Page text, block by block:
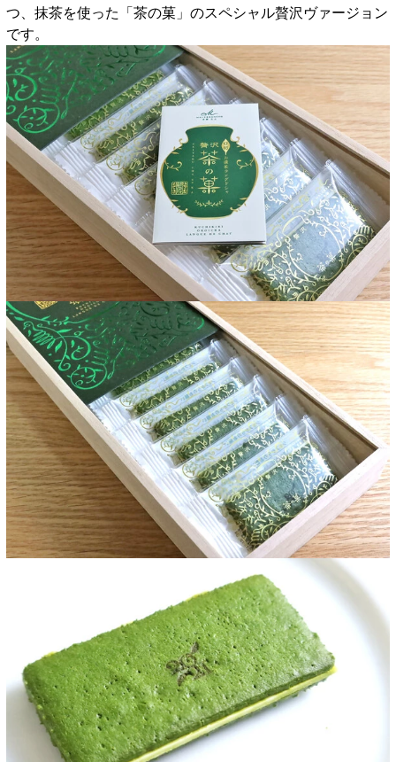
つ、抹茶を使った「茶の菓」のスペシャル贅沢ヴァージョン
です。